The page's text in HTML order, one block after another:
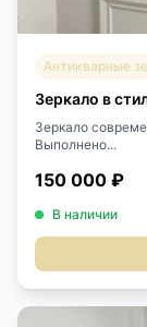
Антикварные
Зеркало в
Зеркало
Выполнено...
150 000 ₽
В наличии